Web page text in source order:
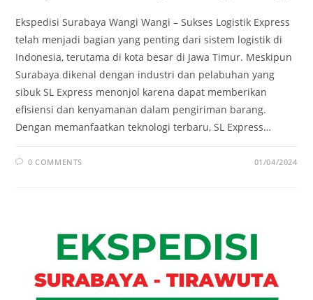
Ekspedisi Surabaya Wangi Wangi – Sukses Logistik Express
telah menjadi bagian yang penting dari sistem logistik di
Indonesia, terutama di kota besar di Jawa Timur. Meskipun
Surabaya dikenal dengan industri dan pelabuhan yang
sibuk SL Express menonjol karena dapat memberikan
efisiensi dan kenyamanan dalam pengiriman barang.
Dengan memanfaatkan teknologi terbaru, SL Express…
0 COMMENTS 01/04/2024